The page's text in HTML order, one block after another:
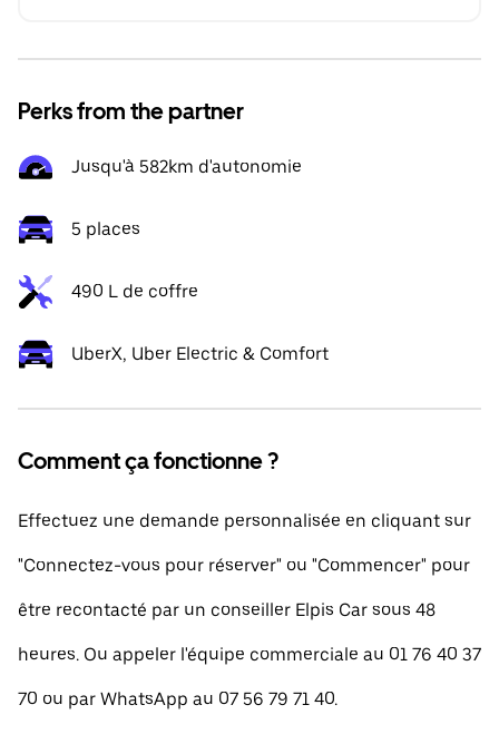
Perks from the partner
Jusqu'à 582km d'autonomie
5 places
490 L de coffre
UberX, Uber Electric & Comfort
Comment ça fonctionne ?
Effectuez une demande personnalisée en cliquant sur
"Connectez-vous pour réserver" ou "Commencer" pour
être recontacté par un conseiller Elpis Car sous 48
heures. Ou appeler l'équipe commerciale au 01 76 40 37
70 ou par WhatsApp au 07 56 79 71 40.